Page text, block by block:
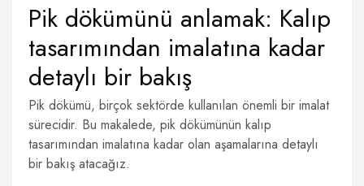
Pik dökümünü anlamak: Kalıp
tasarımından imalatına kadar
detaylı bir bakış
Pik dökümü, birçok sektörde kullanılan önemli bir imalat
sürecidir. Bu makalede, pik dökümünün kalıp
tasarımından imalatına kadar olan aşamalarına detaylı
bir bakış atacağız.